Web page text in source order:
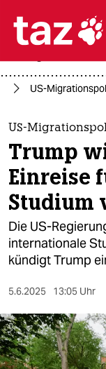

themen
politik
öko
gesellschaft
kultur
sport
berlin
nord
US-
US-
Trump
Einreise
Studium
Die US-
internationale
kündigt Trump
5.6.2025 13:05 Uhr